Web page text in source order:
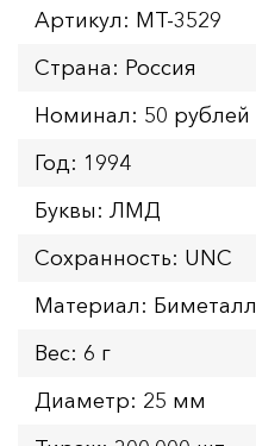
Артикул: MT-3529
Страна: Россия
Номинал: 50 рублей
Год: 1994
Буквы: ЛМД
Сохранность: UNC
Материал: Биметалл
Вес: 6 г
Диаметр: 25 мм